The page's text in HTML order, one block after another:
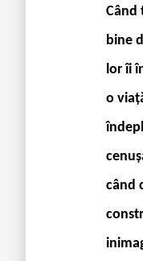
Când
bine
lor îi
o
când